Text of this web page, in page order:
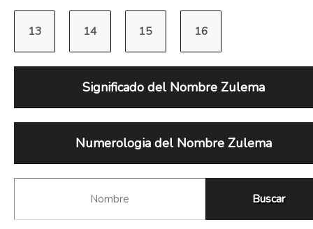
Significado del Nombre Zulema
Numerologia del Nombre Zulema